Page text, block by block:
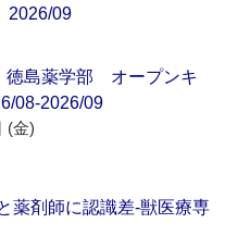
09
島薬学部 オープンキ
08-2026/09
(金)
薬剤師に認識差‐獣医療専